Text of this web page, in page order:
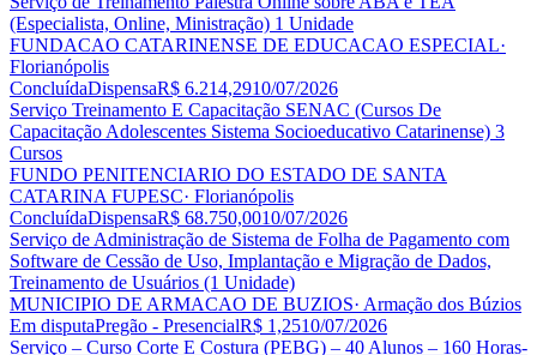
(Especialista, Online, Ministração) 1 Unidade
FUNDACAO CATARINENSE DE EDUCACAO ESPECIAL·
Florianópolis
ConcluídaDispensaR$ 6.214,2910/07/2026
Serviço Treinamento E Capacitação SENAC (Cursos De
Capacitação Adolescentes Sistema Socioeducativo Catarinense) 3
Cursos
FUNDO PENITENCIARIO DO ESTADO DE SANTA
CATARINA FUPESC· Florianópolis
ConcluídaDispensaR$ 68.750,0010/07/2026
Serviço de Administração de Sistema de Folha de Pagamento com
Software de Cessão de Uso, Implantação e Migração de Dados,
Treinamento de Usuários (1 Unidade)
MUNICIPIO DE ARMACAO DE BUZIOS· Armação dos Búzios
Em disputaPregão - PresencialR$ 1,2510/07/2026
Serviço – Curso Corte E Costura (PEBG) – 40 Alunos – 160 Horas-